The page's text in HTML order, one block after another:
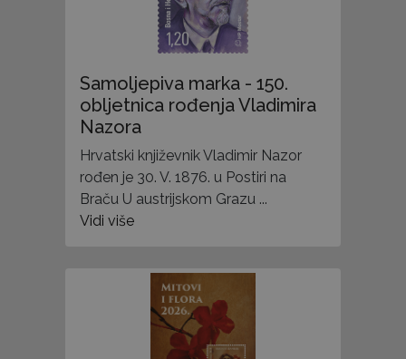
Samoljepiva marka - 150.
obljetnica rođenja Vladimira
Nazora
Hrvatski književnik Vladimir Nazor
rođen je 30. V. 1876. u Postiri na
Braču U austrijskom Grazu ...
Vidi više